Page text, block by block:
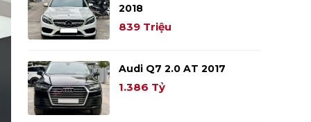
2018
839 Triệu
Audi Q7 2.0 AT 2017
1.386 Tỷ